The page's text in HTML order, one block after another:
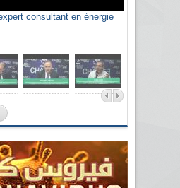
consultant en énergie